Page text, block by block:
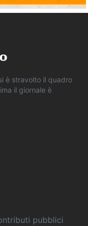
è stravolto il quadro
il giornale è
pubblici